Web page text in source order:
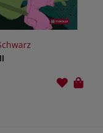
Reinhold Stecher
Das Licht wird